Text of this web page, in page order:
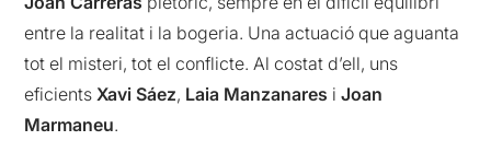
entre la realitat i la bogeria. Una actuació que aguanta
tot el misteri, tot el conflicte. Al costat d’ell, uns
eficientsXavi Sáez, Laia Manzanares iJoan
Marmaneu.